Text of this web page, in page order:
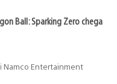
Ball: Sparking Zero chega
Namco Entertainment